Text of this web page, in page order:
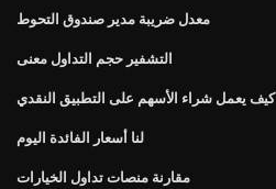
معدل ضريبة مدير صندوق التحوط
التشفير حجم التداول معنى
كيف يعمل شراء الأسهم على التطبيق النقدي
لنا أسعار الفائدة اليوم
مقارنة منصات تداول الخيارات